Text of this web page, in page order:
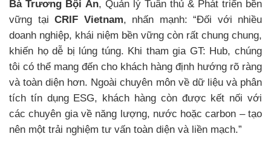
Bà Trương Bội Ân, Quản lý Tuân thủ & Phát triển bền
vững tại CRIF Vietnam, nhấn mạnh: “Đối với nhiều
doanh nghiệp, khái niệm bền vững còn rất chung chung,
khiến họ dễ bị lúng túng. Khi tham gia GT: Hub, chúng
tôi có thể mang đến cho khách hàng định hướng rõ ràng
và toàn diện hơn. Ngoài chuyên môn về dữ liệu và phân
tích tín dụng ESG, khách hàng còn được kết nối với
các chuyên gia về năng lượng, nước hoặc carbon – tạo
nên một trải nghiệm tư vấn toàn diện và liền mạch.”